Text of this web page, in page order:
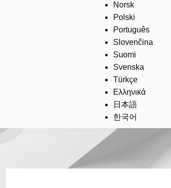
Norsk
Polski
Português
Slovenčina
Suomi
Svenska
Türkçe
Ελληνικά
日本語
한국어